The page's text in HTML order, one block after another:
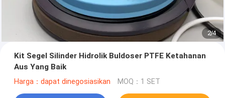
2/4
Kit Segel Silinder Hidrolik Buldoser PTFE Ketahanan
Aus Yang Baik
Harga：dapat dinegosiasikan MOQ：1 SET